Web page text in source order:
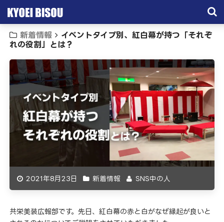
サービス
取引実績
施工実績
会社概要
お問い合わせ
新着情報
イベントタイプ別、紅白幕が持つ「それぞ
れの役割」とは？
2021年8月23日 新着情報 SNS中の人
共栄美装広報部です。先日、紅白幕の赤と白がなぜ縁起が良いと